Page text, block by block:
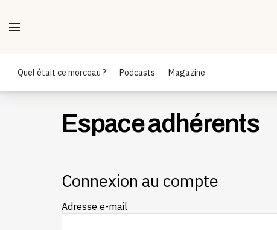
Quel était ce morceau ? Podcasts Magazine
Espace adhérents
Connexion au compte
Adresse e-mail